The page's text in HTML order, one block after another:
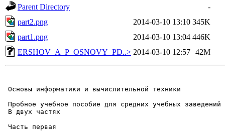
Parent Directory
-
part2.png
2014-03-10 13:10 345K
part1.png
2014-03-10 13:04 446K
ERSHOV_A_P_OSNOVY_PD..> 2014-03-10 12:57 42M
Основы информатики и вычислительной техники
Пробное учебное пособие для средних учебных заведений
В двух частях
Часть первая